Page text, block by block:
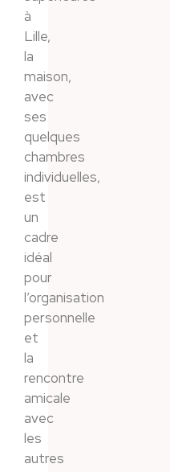
à
Lille,
la
maison,
avec
ses
quelques
chambres
individuelles,
est
un
cadre
idéal
pour
l’organisation
personnelle
et
la
rencontre
amicale
avec
les
autres